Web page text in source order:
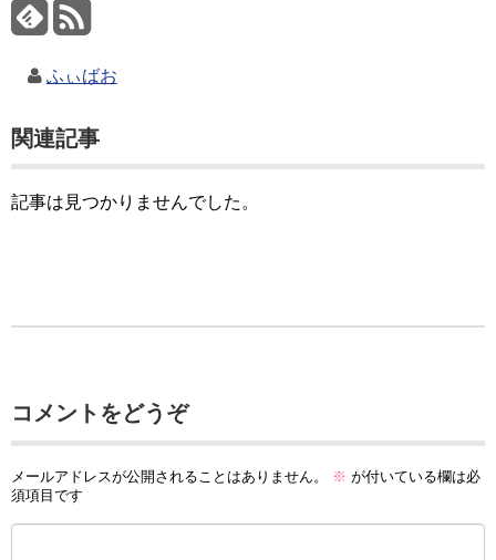
ふぃばお
関連記事
記事は見つかりませんでした。
コメントをどうぞ
メールアドレスが公開されることはありません。 ※ が付いている欄は必
須項目です